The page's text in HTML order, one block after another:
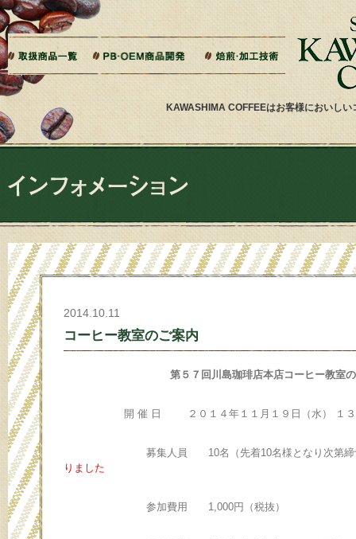
KAWASHIMA COFFEEはお客様においし
本文へジャンプ
ドリップバッグ加工
ティーバッグ加工
リキッドコーヒー加工
オーダー焙煎
パッケージデザイン・印刷
2014.10.11
コーヒー教室のご案内
第５７回川島珈琲店本店コーヒー教室
開 催 日 ２０１４年１１月１９日（水） １３：
募集人員 10名（先着10名様となり次第締切
りました
参加費用 1,000円（税抜）